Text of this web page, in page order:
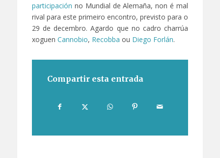
participación no Mundial de Alemaña, non é mal
rival para este primeiro encontro, previsto para o
29 de decembro. Agardo que no cadro charrúa
xoguen Cannobio, Recobba ou Diego Forlán.
Compartir esta entrada